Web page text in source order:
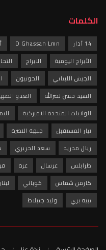
الكلمات
14 آذار D Ghassan Lmn
الأبراج اليومية
الابراج
الجيش اللبناني
الحوثيون
السيد حسن نصرالله
العدو
الولايات المتحدة الاميركية
تيار المستقبل
جبهة النصرة
ريال مدريد
سعد الحريري
طرابلس
عرسال غزة
كارمن شماس
كوباني
نبيه بري
وليد جنبلاط